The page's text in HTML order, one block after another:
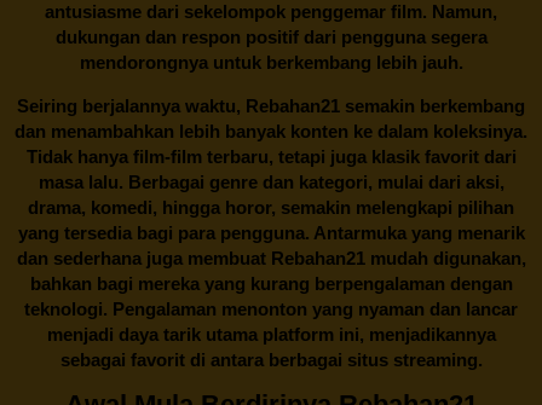
antusiasme dari sekelompok penggemar film. Namun,
dukungan dan respon positif dari pengguna segera
mendorongnya untuk berkembang lebih jauh.
Seiring berjalannya waktu, Rebahan21 semakin berkembang
dan menambahkan lebih banyak konten ke dalam koleksinya.
Tidak hanya film-film terbaru, tetapi juga klasik favorit dari
masa lalu. Berbagai genre dan kategori, mulai dari aksi,
drama, komedi, hingga horor, semakin melengkapi pilihan
yang tersedia bagi para pengguna. Antarmuka yang menarik
dan sederhana juga membuatRebahan21mudah digunakan,
bahkan bagi mereka yang kurang berpengalaman dengan
teknologi. Pengalaman menonton yang nyaman dan lancar
menjadi daya tarik utama platform ini, menjadikannya
sebagai favorit di antara berbagai situs streaming.